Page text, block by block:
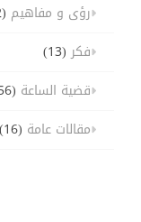
رؤى و مفاهيم (12)
فكر(13)
قضية الساعة (56)
مقالات عامة (16)